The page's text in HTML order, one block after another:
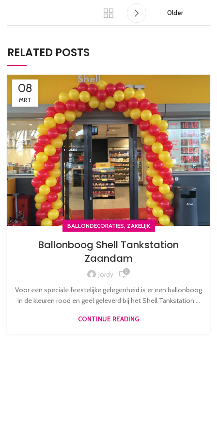
Older
RELATED POSTS
08
MRT
BALLONDECORATIES, ZAKELIJK
Ballonboog Shell Tankstation
Zaandam
Jordy 0
Voor een speciale feestelijke gelegenheid is er een ballonboog
in de kleuren rood en geel geleverd bij het Shell Tankstation ...
CONTINUE READING